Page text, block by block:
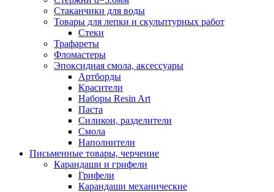
Стаканчики для воды
Товары для лепки и скульптурных работ
Стеки
Трафареты
Фломастеры
Эпоксидная смола, аксессуары
Артборды
Красители
Наборы Resin Art
Паста
Силикон, разделители
Смола
Наполнители
Письменные товары, черчение
Карандаши и грифели
Грифели
Карандаши механические